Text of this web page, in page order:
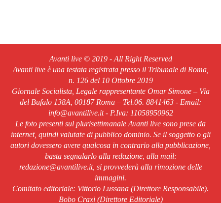
Avanti live © 2019 - All Right Reserved
Avanti live è una testata registrata presso il Tribunale di Roma,
n. 126 del 10 Ottobre 2019
Giornale Socialista, Legale rappresentante Omar Simone – Via
del Bufalo 138A, 00187 Roma – Tel.06. 8841463 - Email:
info@avantilive.it - P.Iva: 11058950962
Le foto presenti sul plurisettimanale Avanti live sono prese da
internet, quindi valutate di pubblico dominio. Se il soggetto o gli
autori dovessero avere qualcosa in contrario alla pubblicazione,
basta segnalarlo alla redazione, alla mail:
redazione@avantilive.it, si provvederà alla rimozione delle
immagini.
Comitato editoriale: Vittorio Lussana (Direttore Responsabile).
Bobo Craxi (Direttore Editoriale)